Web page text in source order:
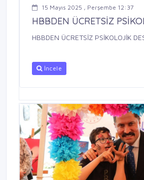
15 Mayıs 2025 , Perşembe 12:37
HBBDEN ÜCRETSİZ
HBBDEN ÜCRETSİZ PSİKOLOJİK
İncele